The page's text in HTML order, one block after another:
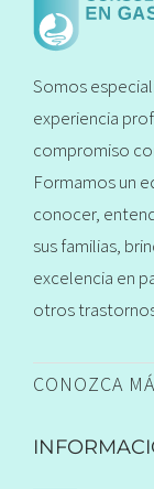
Somos
experiencia
compromiso
Formamos un
conocer,
sus familias,
excelencia en
otros
CONOZCA